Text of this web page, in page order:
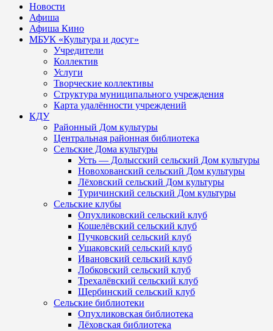
Новости
Афиша
Афиша Кино
МБУК «Культура и досуг»
Учредители
Коллектив
Услуги
Творческие коллективы
Структура муниципального учреждения
Карта удалённости учреждений
КДУ
Районный Дом культуры
Центральная районная библиотека
Сельские Дома культуры
Усть — Долысский сельский Дом культуры
Новохованский сельский Дом культуры
Лёховский сельский Дом культуры
Туричинский сельский Дом культуры
Сельские клубы
Опухликовский сельский клуб
Кошелёвский сельский клуб
Пучковский сельский клуб
Ушаковский сельский клуб
Ивановский сельский клуб
Лобковский сельский клуб
Трехалёвский сельский клуб
Щербинский сельский клуб
Сельские библиотеки
Опухликовская библиотека
Лёховская библиотека